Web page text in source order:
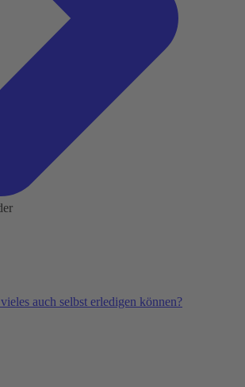
auch selbst erledigen können?